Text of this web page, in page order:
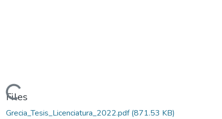
Loading...
Files
Grecia_Tesis_Licenciatura_2022.pdf(871.53 KB)